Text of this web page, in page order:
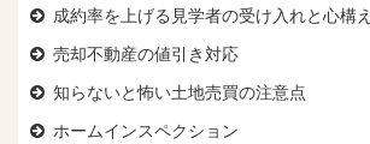
成約率を上げる見学者の受け入れと心構え
売却不動産の値引き対応
知らないと怖い土地売買の注意点
ホームインスペクション